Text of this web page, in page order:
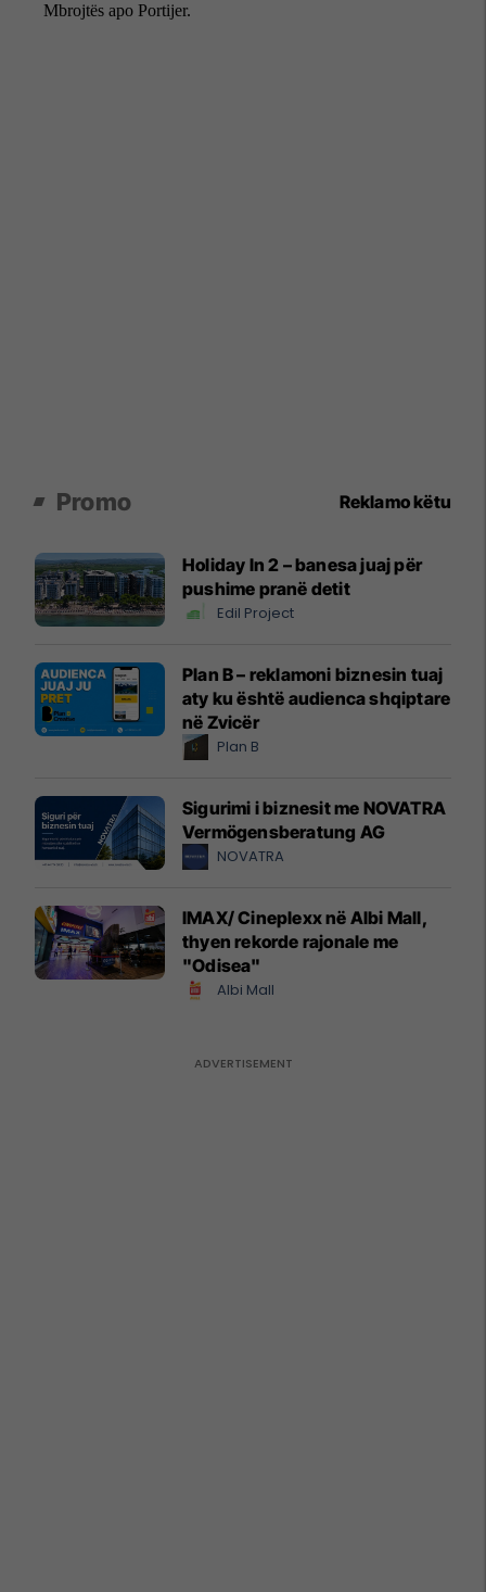
Promo Reklamo këtu
Holiday In 2 – banesa juaj për
pushime pranë detit
Edil Project
Plan B – reklamoni biznesin tuaj
aty ku është audienca shqiptare
në Zvicër
Plan B
Sigurimi i biznesit me NOVATRA
Vermögensberatung AG
NOVATRA
IMAX/ Cineplexx në Albi Mall,
thyen rekorde rajonale me
"Odisea"
Albi Mall